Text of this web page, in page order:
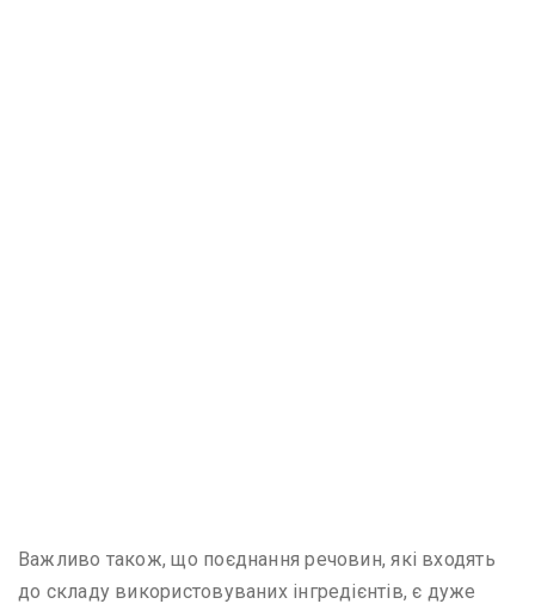
Важливо також, що поєднання речовин, які входять
до складу використовуваних інгредієнтів, є дуже